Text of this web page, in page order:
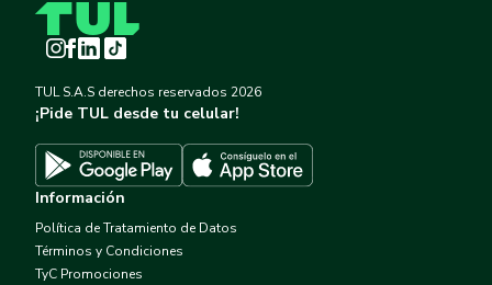
Instagram
Facebook
LinkedInTikTok
TUL S.A.S derechos reservados 2026
¡Pide TUL desde tu celular!
Descargar TUL en Google Play
Información
Política de Tratamiento de Datos
Términos y Condiciones
TyC Promociones